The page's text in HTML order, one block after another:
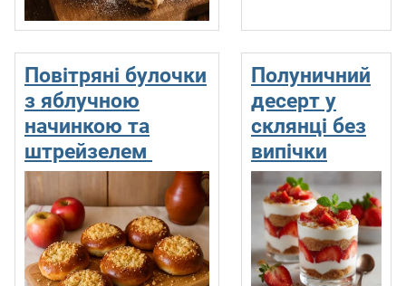
Повітряні булочки
з яблучною
начинкою та
штрейзелем
Полуничний
десерт у
склянці без
випічки